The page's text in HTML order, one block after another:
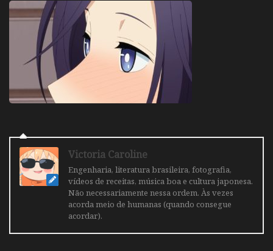
Victoria Caroline
Engenharia, literatura brasileira, fotografia,
vídeos de receitas, música boa e cultura japonesa.
Não necessariamente nessa ordem. Às vezes
acorda meio de humanas (quando consegue
acordar).